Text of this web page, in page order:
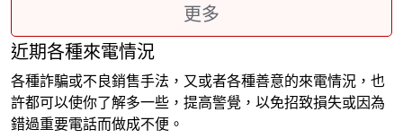
更多
近期各種來電情況
各種詐騙或不良銷售手法，又或者各種善意的來電情況，也
許都可以使你了解多一些，提高警覺，以免招致損失或因為
錯過重要電話而做成不便。